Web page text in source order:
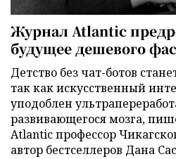
Журнал Atlantic
будущее дешевого
Детство без чат-ботов
так как искусственный
уподоблен
развивающегося мозга,
Atlantic профессор
автор бестселлеров Дана